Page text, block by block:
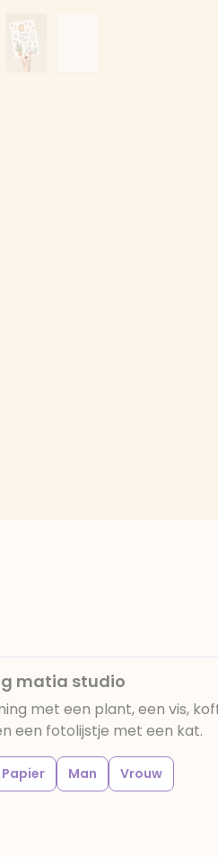
matia studio
met een plant, een vis,
een fotolijstje met een kat.
Papier Man Vrouw